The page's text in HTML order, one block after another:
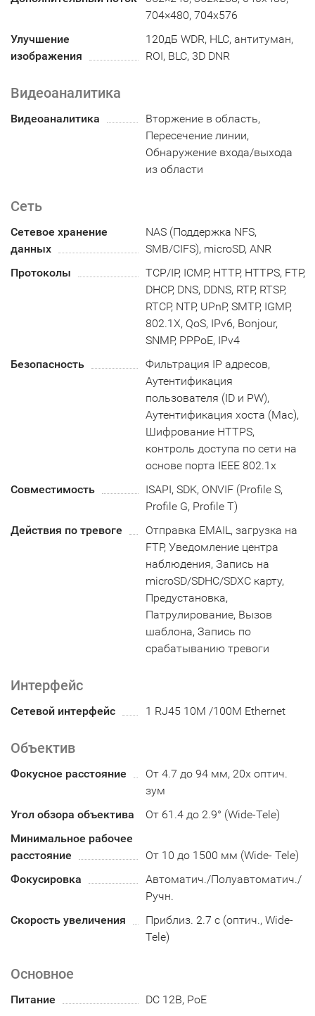
704×480, 704x576
Улучшение
изображения
120дБ WDR, HLC, антитуман,
ROI, BLC, 3D DNR
Видеоаналитика
Видеоаналитика
Вторжение в область,
Пересечение линии,
Обнаружение входа/выхода
из области
Сеть
Сетевое хранение
данных
NAS (Поддержка NFS,
SMB/CIFS), microSD, ANR
Протоколы
TCP/IP, ICMP, HTTP, HTTPS, FTP,
DHCP, DNS, DDNS, RTP, RTSP,
RTCP, NTP, UPnP, SMTP, IGMP,
802.1X, QoS, IPv6, Bonjour,
SNMP, PPPoE, IPv4
Безопасность
Фильтрация IP адресов,
Аутентификация
пользователя (ID и PW),
Аутентификация хоста (Mac),
Шифрование HTTPS,
контроль доступа по сети на
основе порта IEEE 802.1x
Совместимость
ISAPI, SDK, ONVIF (Profile S,
Profile G, Profile T)
Действия по тревоге
Отправка EMAIL, загрузка на
FTP, Уведомление центра
наблюдения, Запись на
microSD/SDHC/SDXC карту,
Предустановка,
Патрулирование, Вызов
шаблона, Запись по
срабатыванию тревоги
Интерфейс
Сетевой интерфейс 1 RJ45 10M /100M Ethernet
Объектив
Фокусное расстояние
От 4.7 до 94 мм, 20х оптич.
зум
Угол обзора объектива
От 61.4 до 2.9° (Wide-Tele)
Минимальное рабочее
расстояние
От 10 до 1500 мм (Wide- Tele)
Фокусировка
Автоматич./Полуавтоматич./
Ручн.
Скорость увеличения
Приблиз. 2.7 с (оптич., Wide-
Tele)
Основное
Питание
DC 12В, PoE